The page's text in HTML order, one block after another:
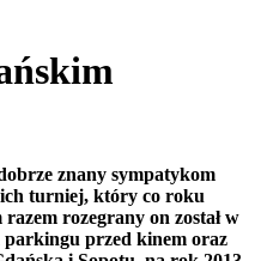
znany sympatykom
turniej, który co roku
rozegrany on został w
parkingu przed kinem oraz